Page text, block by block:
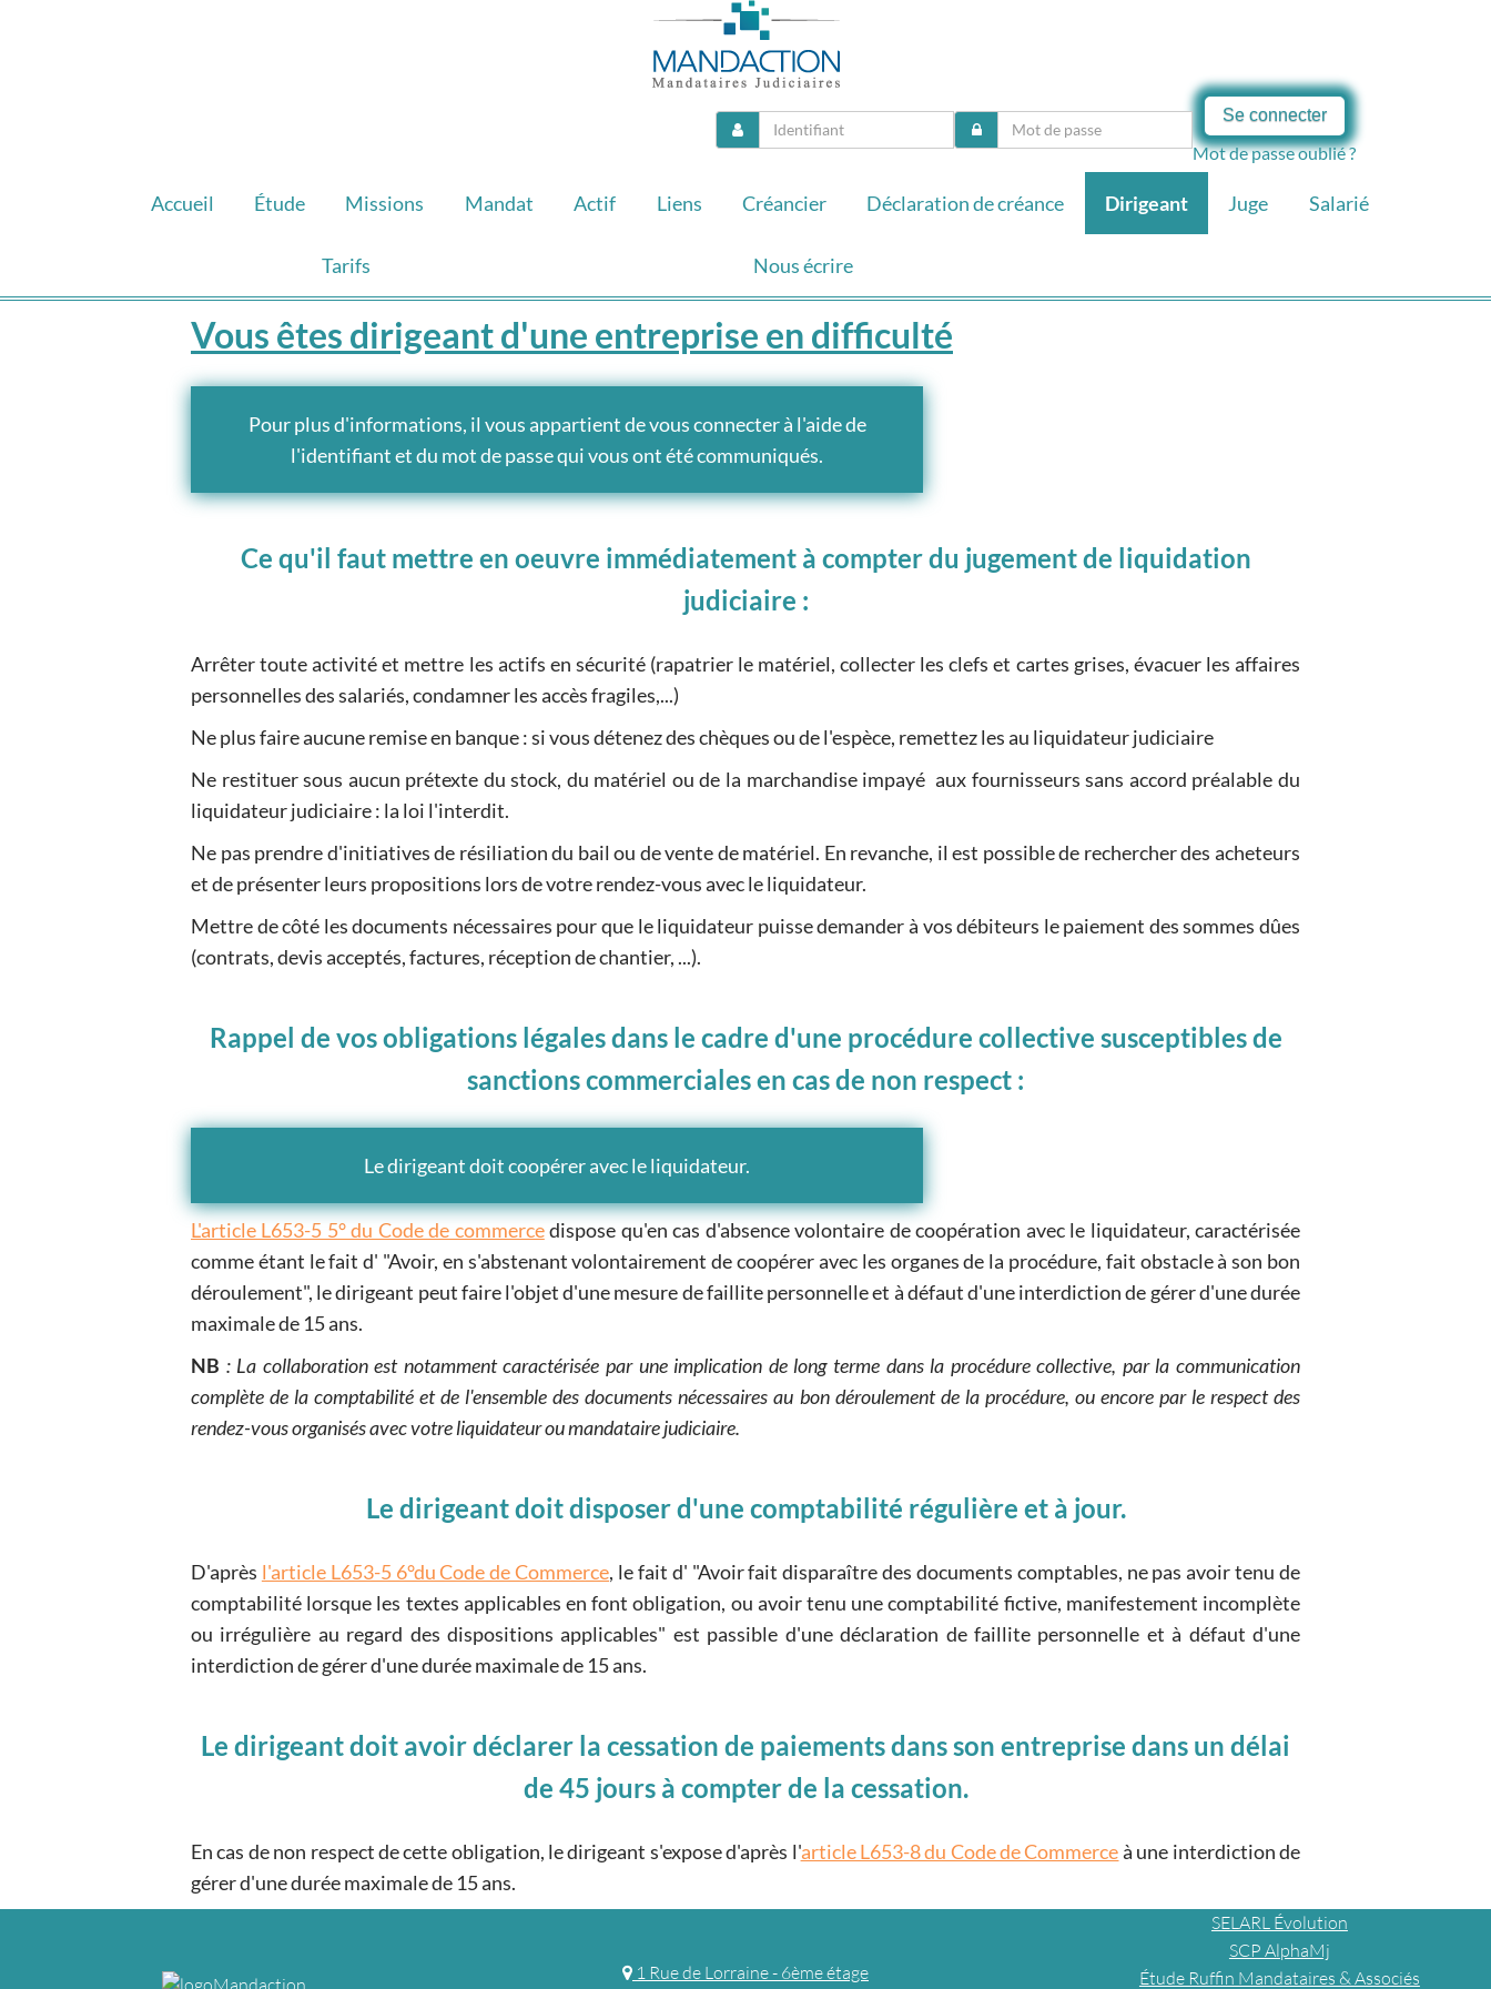
Se connecter
Mot de passe oublié ?
Accueil Étude Missions Mandat Actif Liens Créancier Déclaration de créance Dirigeant Juge Salarié
Tarifs Nous écrire
Vous êtes dirigeant d'une entreprise en difficulté
Pour plus d'informations, il vous appartient de vous connecter à l'aide de
l'identifiant et du mot de passe qui vous ont été communiqués.
Ce qu'il faut mettre en oeuvre immédiatement à compter du jugement de liquidation
judiciaire :
Arrêter toute activité et mettre les actifs en sécurité (rapatrier le matériel, collecter les clefs et cartes grises, évacuer les affaires
personnelles des salariés, condamner les accès fragiles,...)
Ne plus faire aucune remise en banque : si vous détenez des chèques ou de l'espèce, remettez les au liquidateur judiciaire
Ne restituer sous aucun prétexte du stock, du matériel ou de la marchandise impayé aux fournisseurs sans accord préalable du
liquidateur judiciaire : la loi l'interdit.
Ne pas prendre d'initiatives de résiliation du bail ou de vente de matériel. En revanche, il est possible de rechercher des acheteurs
et de présenter leurs propositions lors de votre rendez-vous avec le liquidateur.
Mettre de côté les documents nécessaires pour que le liquidateur puisse demander à vos débiteurs le paiement des sommes dûes
(contrats, devis acceptés, factures, réception de chantier, ...).
Rappel de vos obligations légales dans le cadre d'une procédure collective susceptibles de
sanctions commerciales en cas de non respect :
Le dirigeant doit coopérer avec le liquidateur.
L'article L653-5 5° du Code de commercedispose qu'en cas d'absence volontaire de coopération avec le liquidateur, caractérisée
comme étant le fait d' "Avoir, en s'abstenant volontairement de coopérer avec les organes de la procédure, fait obstacle à son bon
déroulement", le dirigeant peut faire l'objet d'une mesure de faillite personnelle et à défaut d'une interdiction de gérer d'une durée
maximale de 15 ans.
NB : La collaboration est notamment caractérisée par une implication de long terme dans la procédure collective, par la communication
complète de la comptabilité et de l'ensemble des documents nécessaires au bon déroulement de la procédure, ou encore par le respect des
rendez-vous organisés avec votre liquidateur ou mandataire judiciaire.
Le dirigeant doit disposer d'une comptabilité régulière et à jour.
D'après l'article L653-5 6°du Code de Commerce, le fait d' Avoir fait disparaître des documents comptables, ne pas avoir tenu de
comptabilité lorsque les textes applicables en font obligation, ou avoir tenu une comptabilité fictive, manifestement incomplète
ou irrégulière au regard des dispositions applicables
est passible d'une déclaration de faillite personnelle et à défaut d'une
interdiction de gérer d'une durée maximale de 15 ans.
Le dirigeant doit avoir déclarer la cessation de paiements dans son entreprise dans un délai
de 45 jours à compter de la cessation.
En cas de non respect de cette obligation, le dirigeant s'expose d'après l'article L653-8 du Code de Commerceà une interdiction de
gérer d'une durée maximale de 15 ans.
1 Rue de Lorraine - 6ème étage
SELARL Évolution
SCP AlphaMj
Étude Ruffin Mandataires & Associés